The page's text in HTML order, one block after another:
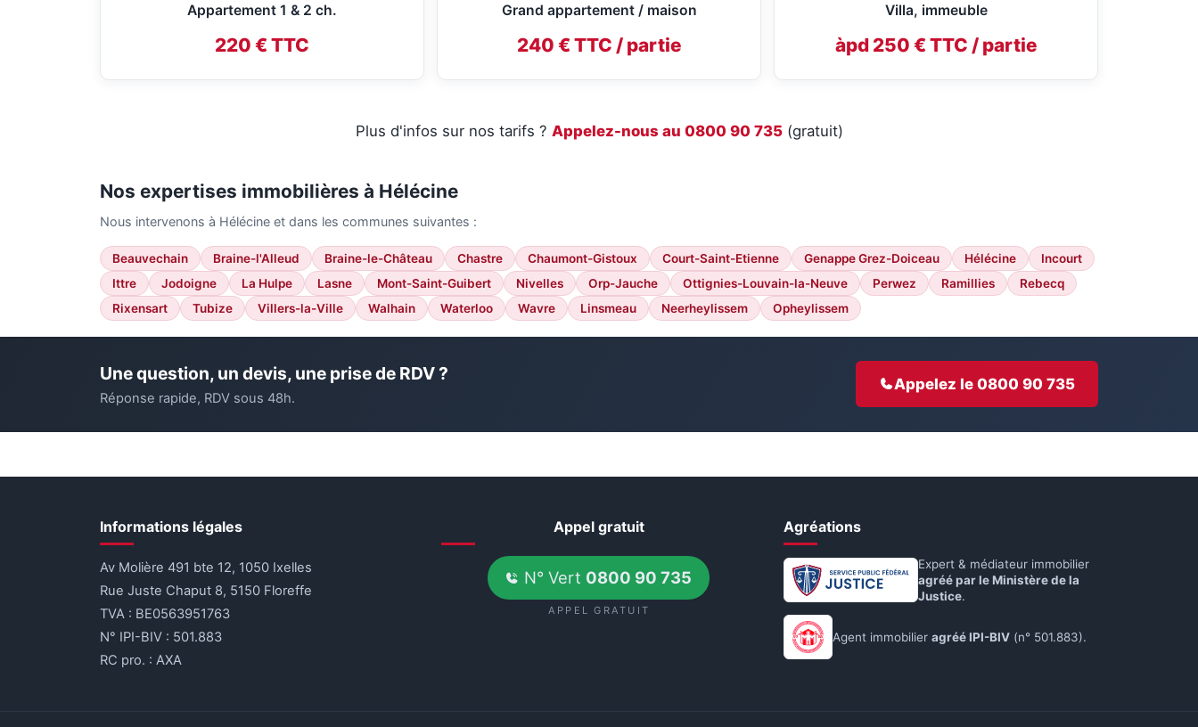
Appartement 1 & 2 ch.
220 € TTC
Grand appartement / maison
240 € TTC / partie
Villa, immeuble
àpd 250 € TTC / partie
Plus d'infos sur nos tarifs ? Appelez-nous au 0800 90 735(gratuit)
Nos expertises immobilières à Hélécine
Nous intervenons à Hélécine et dans les communes suivantes :
Beauvechain Braine-l'Alleud Braine-le-Château Chastre Chaumont-Gistoux Court-Saint-Etienne Genappe Grez-Doiceau Hélécine
Incourt
Ittre
Jodoigne La Hulpe Lasne Mont-Saint-Guibert Nivelles Orp-Jauche Ottignies-Louvain-la-Neuve Perwez Ramillies
Rebecq
Rixensart
Tubize Villers-la-Ville Walhain Waterloo Wavre Linsmeau Neerheylissem Opheylissem
Une question, un devis, une prise de RDV ?
Réponse rapide, RDV sous 48h.
Appelez le 0800 90 735
Informations légales
Av Molière 491 bte 12, 1050 Ixelles
Rue Juste Chaput 8, 5150 Floreffe
TVA : BE0563951763
N° IPI-BIV : 501.883
RC pro. : AXA
Appel gratuit
N° Vert 0800 90 735
APPEL GRATUIT
Agréations
Expert & médiateur immobilier
agréé par le Ministère de la
Justice.
Agent immobilieragréé IPI-BIV (n° 501.883).